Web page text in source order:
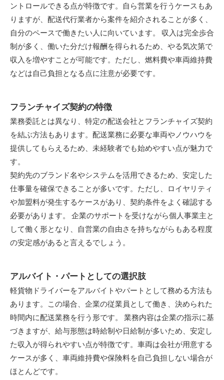
ントロールできる点が特徴です。自ら営業を行うケースもあ
りますが、配送代行業者から案件を紹介されることが多く、
自分のペースで働きたい人に向いています。 収入は完全歩合
制が多く、働いた分だけ報酬を得られるため、やる気次第で
収入を増やすことが可能です。ただし、燃料費や車両維持費
などは自己負担となる点に注意が必要です。
フランチャイズ契約の特徴
業務委託とは異なり、特定の配送会社とフランチャイズ契約
を結ぶ方法もあります。配送業務に必要な車両やノウハウを
提供してもらえるため、未経験者でも始めやすい点が魅力で
す。
契約先のブランド名やシステムを活用できるため、安定した
仕事量を確保できることが多いです。ただし、ロイヤリティ
や加盟料が発生するケースがあり、契約条件をよく確認する
必要があります。 企業のサポートを受けながら個人事業主と
して働く形となり、自営業の自由さを持ちながらもある程度
の安定感があると言えるでしょう。
アルバイト・パートとしての選択肢
軽貨物ドライバーをアルバイトやパートとして務める方法も
あります。この場合、企業の従業員として働き、決められた
時間内に配送業務を行う形です。 業務内容は企業の指示に基
づきますが、給与形態は時給制や日給制が多いため、安定し
た収入が得られやすい点が特徴です。車両は会社が用意する
ケースが多く、車両維持費や保険料を自己負担しない場合が
ほとんどです。